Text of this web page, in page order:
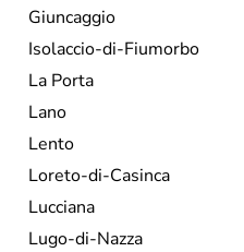
Giuncaggio
Isolaccio-di-Fiumorbo
La Porta
Lano
Lento
Loreto-di-Casinca
Lucciana
Lugo-di-Nazza